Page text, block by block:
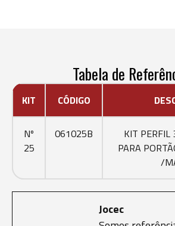
Tabela de
KIT CÓDIGO
Nº
25
061025B
KIT
PARA
/
Jocec